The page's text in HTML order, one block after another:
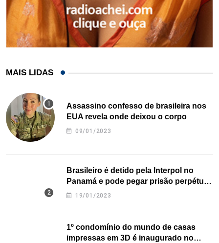
MAIS LIDAS
Assassino confesso de brasileira nos
EUA revela onde deixou o corpo
09/01/2023
Brasileiro é detido pela Interpol no
Panamá e pode pegar prisão perpétua
nos EUA
19/01/2023
1º condomínio do mundo de casas
impressas em 3D é inaugurado no